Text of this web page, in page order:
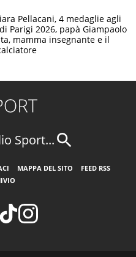
Pellacani, 4 medaglie agli
Parigi 2026, papà Giampaolo
mamma insegnante e il
Sport...
MAPPA DEL SITO
FEED RSS